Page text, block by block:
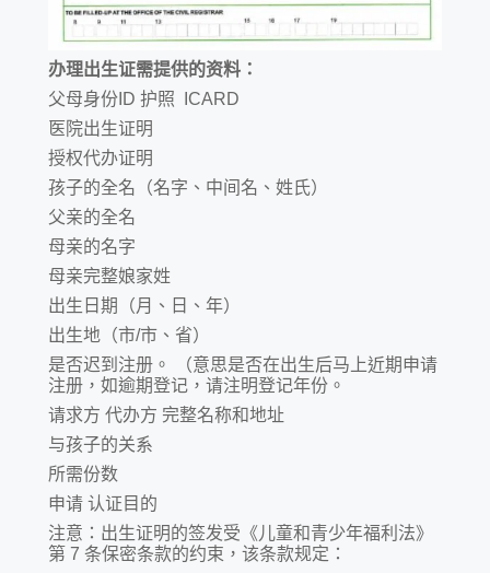
办理出生证需提供的资料：
父母身份ID 护照 ICARD
医院出生证明
授权代办证明
孩子的全名（名字、中间名、姓氏）
父亲的全名
母亲的名字
母亲完整娘家姓
出生日期（月、日、年）
出生地（市/市、省）
是否迟到注册。 （意思是否在出生后马上近期申请
注册，如逾期登记，请注明登记年份。
请求方 代办方 完整名称和地址
与孩子的关系
所需份数
申请 认证目的
注意：出生证明的签发受《儿童和青少年福利法》
第 7 条保密条款的约束，该条款规定：